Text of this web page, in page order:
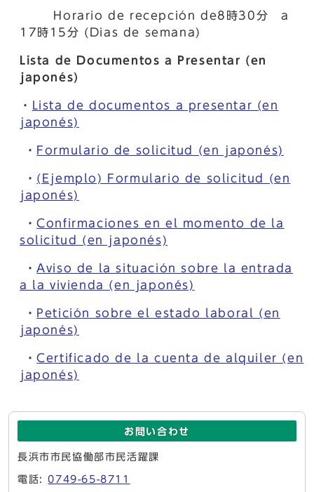
Horario de recepción de8時30分 a
17時15分 (Dias de semana)
Lista de Documentos a Presentar (en
japonés)
・
Lista de documentos a presentar (en
japonés)
・ Formulario de solicitud (en japonés)
・ (Ejemplo) Formulario de solicitud (en
japonés)
・Confirmaciones en el momento de la
solicitud (en japonés)
・Aviso de la situación sobre la entrada
a la vivienda (en japonés)
・ Petición sobre el estado laboral (en
japonés)
・Certificado de la cuenta de alquiler (en
japonés)
お問い合わせ
長浜市市民協働部市民活躍課
電話:0749-65-8711